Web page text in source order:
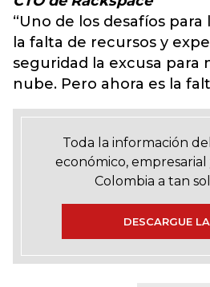
“Uno de los desafíos para
la falta de recursos y
seguridad la excusa para
nube. Pero ahora es la
Toda la información
económico,
Colombia a tan
DESCARGUE